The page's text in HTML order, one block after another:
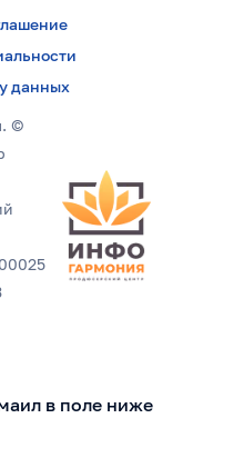
©
данных
в поле ниже